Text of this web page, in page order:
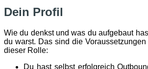
Dein Profil
Wie du denkst und was du aufgebaut
du warst. Das sind die
dieser Rolle:
Du hast selbst erfolgreich